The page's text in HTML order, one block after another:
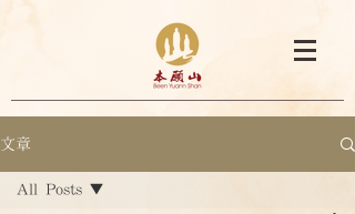
文章
All Posts